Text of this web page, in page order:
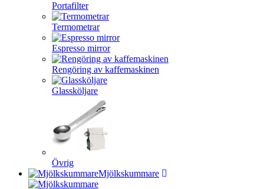
Portafilter
Termometrar
Espresso mirror
Rengöring av kaffemaskinen
Glassköljare
Övrig
Mjölkskummare